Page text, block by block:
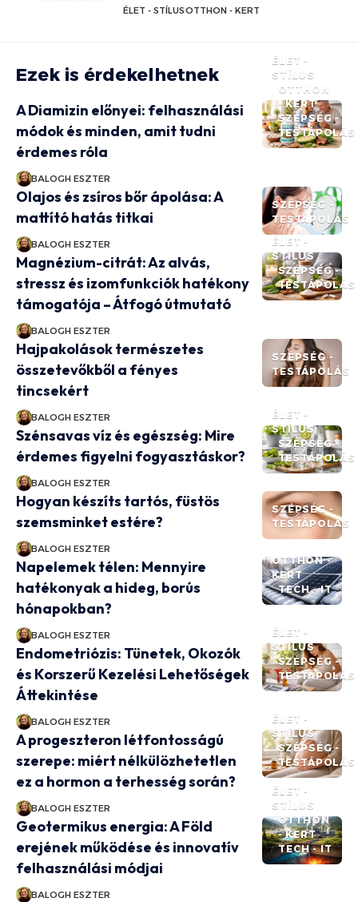
ÉLET - STÍLUSOTTHON - KERT
Ezek is érdekelhetnek
ÉLET -
STÍLUS
OTTHON
- KERT
SZÉPSÉG -
TESTÁPOLÁS
A Diamizin előnyei: felhasználási
módok és minden, amit tudni
érdemes róla
BALOGH ESZTER
SZÉPSÉG -
TESTÁPOLÁS
Olajos és zsíros bőr ápolása: A
mattító hatás titkai
BALOGH ESZTER
ÉLET -
STÍLUS
SZÉPSÉG -
TESTÁPOLÁS
Magnézium-citrát: Az alvás,
stressz és izomfunkciók hatékony
támogatója – Átfogó útmutató
BALOGH ESZTER
SZÉPSÉG -
TESTÁPOLÁS
Hajpakolások természetes
összetevőkből a fényes
tincsekért
BALOGH ESZTER
ÉLET -
STÍLUS
SZÉPSÉG -
TESTÁPOLÁS
Szénsavas víz és egészség: Mire
érdemes figyelni fogyasztáskor?
BALOGH ESZTER
SZÉPSÉG -
TESTÁPOLÁS
Hogyan készíts tartós, füstös
szemsminket estére?
BALOGH ESZTER
OTTHON -
KERT
TECH - IT
Napelemek télen: Mennyire
hatékonyak a hideg, borús
hónapokban?
BALOGH ESZTER
ÉLET -
STÍLUS
SZÉPSÉG -
TESTÁPOLÁS
Endometriózis: Tünetek, Okozók
és Korszerű Kezelési Lehetőségek
Áttekintése
BALOGH ESZTER
ÉLET -
STÍLUS
SZÉPSÉG -
TESTÁPOLÁS
A progeszteron létfontosságú
szerepe: miért nélkülözhetetlen
ez a hormon a terhesség során?
BALOGH ESZTER
ÉLET -
STÍLUS
OTTHON
- KERT
TECH - IT
Geotermikus energia: A Föld
erejének működése és innovatív
felhasználási módjai
BALOGH ESZTER